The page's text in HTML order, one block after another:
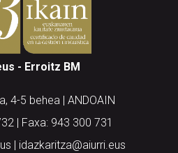
- Erroitz BM
4-5 behea | ANDOAIN
| Faxa: 943 300 731
| idazkaritza@aiurri.eus